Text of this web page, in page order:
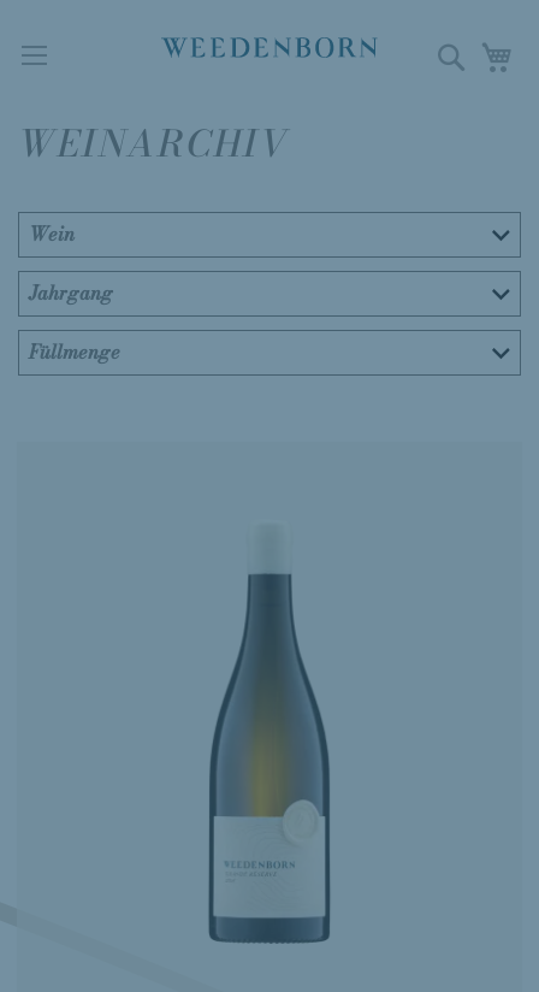
zum
Inhalt
Suche
WEINARCHIV
Wein
Jahrgang
Füllmenge